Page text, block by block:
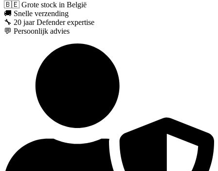
🇧🇪 Grote stock in België
🚚 Snelle verzending
🔧 20 jaar Defender expertise
💬 Persoonlijk advies